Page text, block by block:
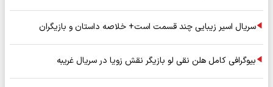
سریال اسیر زیبایی چند قسمت است+ خلاصه داستان و بازیگران
بیوگرافی کامل هلن نقی لو بازیگر نقش زویا در سریال غریبه